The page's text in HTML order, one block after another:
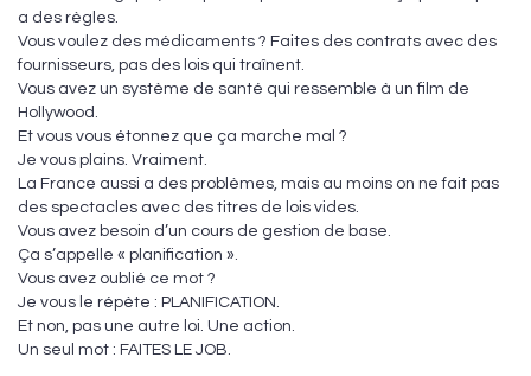
a des règles.
Vous voulez des médicaments ? Faites des contrats avec des
fournisseurs, pas des lois qui traînent.
Vous avez un système de santé qui ressemble à un film de
Hollywood.
Et vous vous étonnez que ça marche mal ?
Je vous plains. Vraiment.
La France aussi a des problèmes, mais au moins on ne fait pas
des spectacles avec des titres de lois vides.
Vous avez besoin d’un cours de gestion de base.
Ça s’appelle « planification ».
Vous avez oublié ce mot ?
Je vous le répète : PLANIFICATION.
Et non, pas une autre loi. Une action.
Un seul mot : FAITES LE JOB.